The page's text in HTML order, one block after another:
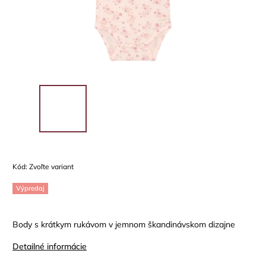
Kód: Zvoľte variant
Výpredaj
Body s krátkym rukávom v jemnom škandinávskom dizajne
Detailné informácie